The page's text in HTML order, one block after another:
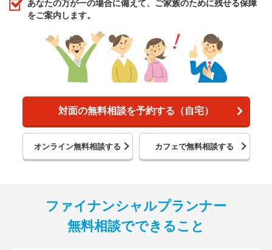
あなたの万が一の場合に備えて、ご家族のために残せる保障
をご案内します。
対面の無料相談を予約する（自宅）
オンライン無料相談する カフェで無料相談する
ファイナンシャルプランナー
無料相談でできること